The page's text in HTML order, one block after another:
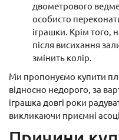
двометрового
особисто
іграшки. Крім того,
після висихання
змінить колір.
Ми пропонуємо купити
відносно недорого, за
іграшка довгі роки
викликаючи приємні